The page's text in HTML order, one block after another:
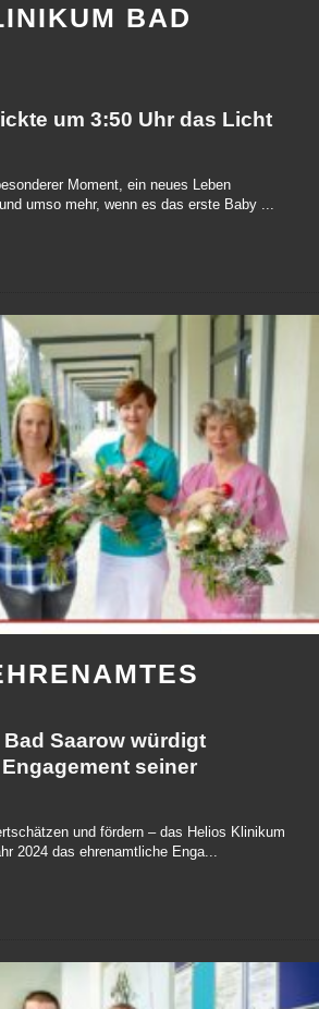
BAD
um 3:50 Uhr das Licht
Moment, ein neues Leben
umso mehr, wenn es das erste Baby ...
Saarow würdigt
seiner
und fördern – das Helios Klinikum
2024 das ehrenamtliche Enga...